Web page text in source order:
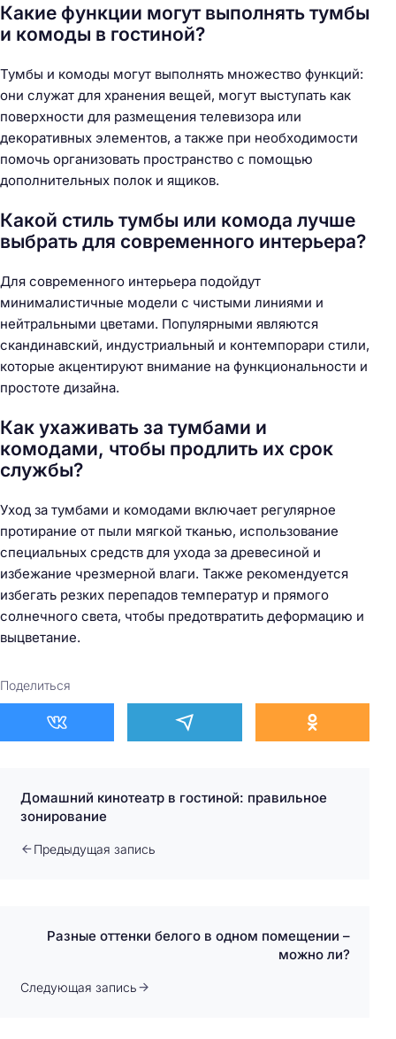
Какие функции могут выполнять тумбы
и комоды в гостиной?
Тумбы и комоды могут выполнять множество функций:
они служат для хранения вещей, могут выступать как
поверхности для размещения телевизора или
декоративных элементов, а также при необходимости
помочь организовать пространство с помощью
дополнительных полок и ящиков.
Какой стиль тумбы или комода лучше
выбрать для современного интерьера?
Для современного интерьера подойдут
минималистичные модели с чистыми линиями и
нейтральными цветами. Популярными являются
скандинавский, индустриальный и контемпорари стили,
которые акцентируют внимание на функциональности и
простоте дизайна.
Как ухаживать за тумбами и
комодами, чтобы продлить их срок
службы?
Уход за тумбами и комодами включает регулярное
протирание от пыли мягкой тканью, использование
специальных средств для ухода за древесиной и
избежание чрезмерной влаги. Также рекомендуется
избегать резких перепадов температур и прямого
солнечного света, чтобы предотвратить деформацию и
выцветание.
Поделиться
Домашний кинотеатр в гостиной: правильное
зонирование
Предыдущая запись
Разные оттенки белого в одном помещении –
можно ли?
Следующая запись